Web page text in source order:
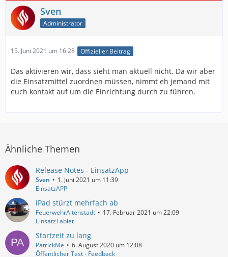
Sven
Administrator
15. Juni 2021 um 16:28 Offizieller Beitrag
Das aktivieren wir, dass sieht man aktuell nicht. Da wir aber
die Einsatzmittel zuordnen müssen, nimmt eh jemand mit
euch kontakt auf um die Einrichtung durch zu führen.
Ähnliche Themen
Release Notes - EinsatzApp
Sven
1. Juni 2021 um 11:39
EinsatzAPP
iPad stürzt mehrfach ab
FeuerwehrAltenstadt
17. Februar 2021 um 22:09
EinsatzTablet
Startzeit zu lang
PatrickMe
6. August 2020 um 12:08
Öffentlicher Test - Feedback